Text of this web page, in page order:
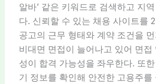
알바’ 같은 키워드로 검색하고 지
다. 신뢰할 수 있는 채용 사이트를
공고의 근무 형태와 계약 조건을
비대면 면접이 늘어나고 있어 면
성이 합격 가능성을 좌우한다. 또
기 정보를 확인해 안전한 고용주를